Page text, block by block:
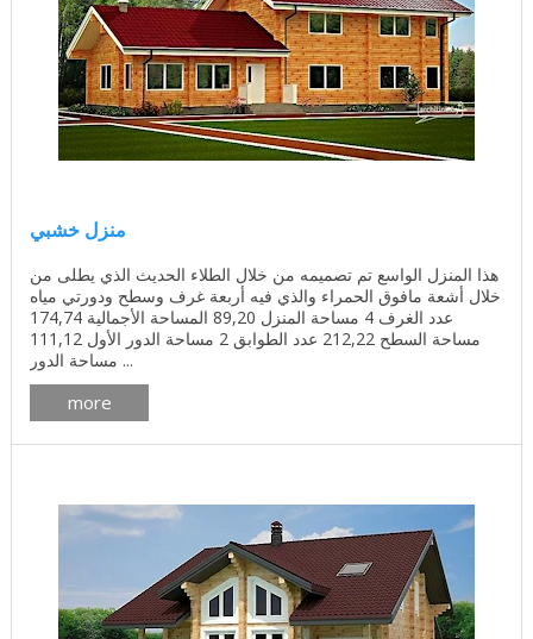
منزل خشبي
هذا المنزل الواسع تم تصميمه من خلال الطلاء الحديث الذي يطلى من
خلال أشعة مافوق الحمراء والذي فيه أربعة غرف وسطح ودورتي مياه
عدد الغرف 4 مساحة المنزل 89,20 المساحة الأجمالية 174,74
مساحة السطح 212,22 عدد الطوابق 2 مساحة الدور الأول 111,12
مساحة الدور ...
more